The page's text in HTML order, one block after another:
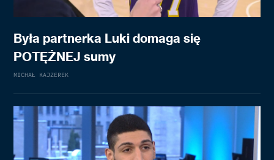
Była partnerka Luki domaga się
POTĘŻNEJ sumy
MICHAŁ KAJZEREK